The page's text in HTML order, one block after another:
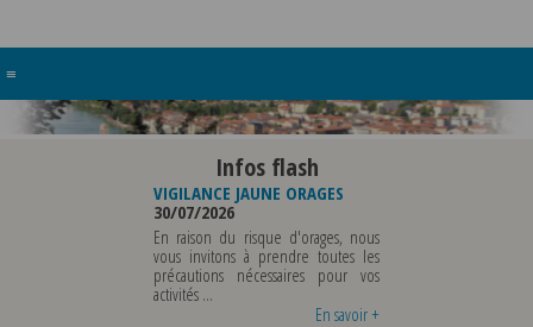
≡
Infos flash
VIGILANCE JAUNE ORAGES
30/07/2026
En raison du risque d'orages, nous
vous invitons à prendre toutes les
précautions nécessaires pour vos
activités ...
En savoir +